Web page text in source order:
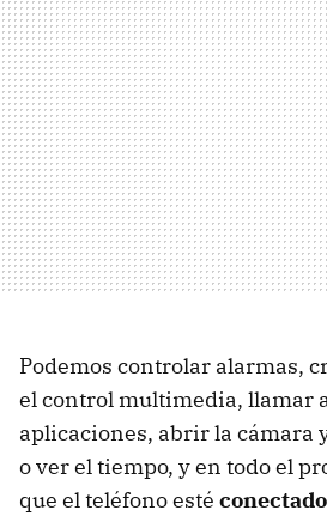
Podemos controlar alarmas,
el control multimedia, llamar
aplicaciones, abrir la cámara
o ver el tiempo, y en todo el
que el teléfono esté